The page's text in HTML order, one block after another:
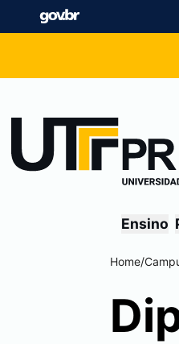
Ensino
Home/